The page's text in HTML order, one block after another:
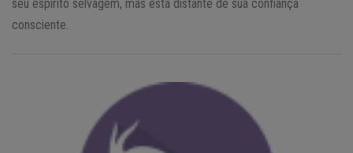
seu espírito selvagem, mas está distante de sua confiança
consciente.